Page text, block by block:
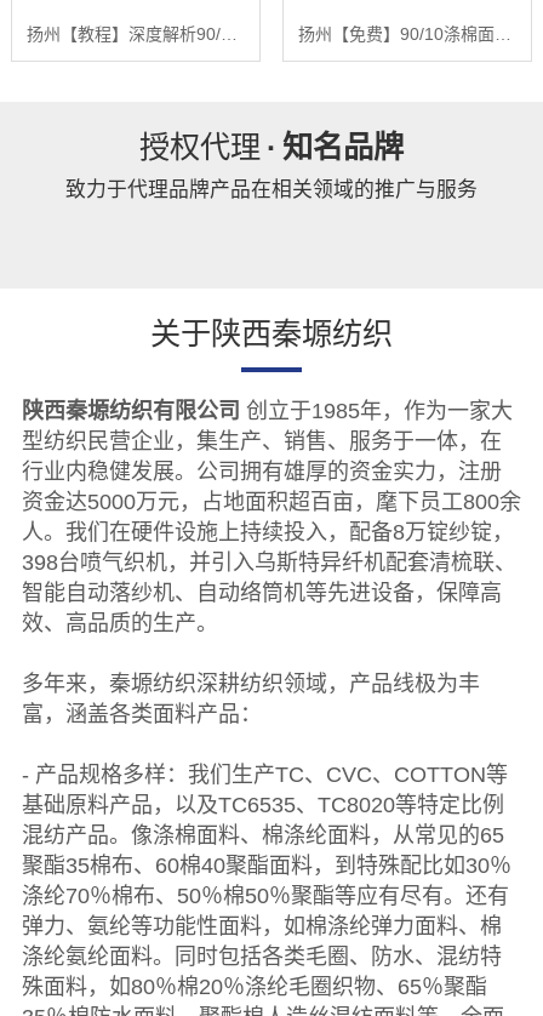
扬州【教程】深度解析90/10涤棉面料：基于全产业链优势的品质控制与未来趋势报告【精梳涤棉坯布长期供应合作案例】【什么意思?】 扬州【免费】90/10涤棉面料：深度解析混纺面料的性能优化与未来发展趋势报告【精梳涤棉坯布长期供应合作案例】【怎么做?】
授权代理 · 知名品牌
致力于代理品牌产品在相关领域的推广与服务
关于陕西秦塬纺织
陕西秦塬纺织有限公司 创立于1985年，作为一家大
型纺织民营企业，集生产、销售、服务于一体，在
行业内稳健发展。公司拥有雄厚的资金实力，注册
资金达5000万元，占地面积超百亩，麾下员工800余
人。我们在硬件设施上持续投入，配备8万锭纱锭，
398台喷气织机，并引入乌斯特异纤机配套清梳联、
智能自动落纱机、自动络筒机等先进设备，保障高
效、高品质的生产。
多年来，秦塬纺织深耕纺织领域，产品线极为丰
富，涵盖各类面料产品：
- 产品规格多样：我们生产TC、CVC、COTTON等
基础原料产品，以及TC6535、TC8020等特定比例
混纺产品。像涤棉面料、棉涤纶面料，从常见的65
聚酯35棉布、60棉40聚酯面料，到特殊配比如30％
涤纶70％棉布、50％棉50％聚酯等应有尽有。还有
弹力、氨纶等功能性面料，如棉涤纶弹力面料、棉
涤纶氨纶面料。同时包括各类毛圈、防水、混纺特
殊面料，如80％棉20％涤纶毛圈织物、65％聚酯